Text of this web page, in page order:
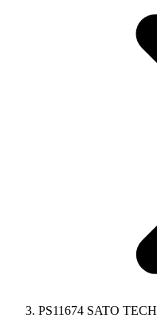
PS11674 SATO TECH